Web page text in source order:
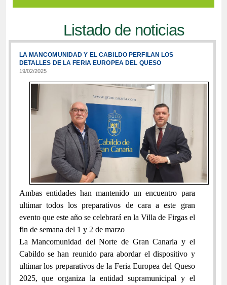
Listado de noticias
LA MANCOMUNIDAD Y EL CABILDO PERFILAN LOS
DETALLES DE LA FERIA EUROPEA DEL QUESO
19/02/2025
Ambas entidades han mantenido un encuentro para
ultimar todos los preparativos de cara a este gran
evento que este año se celebrará en la Villa de Firgas el
fin de semana del 1 y 2 de marzo
La Mancomunidad del Norte de Gran Canaria y el
Cabildo se han reunido para abordar el dispositivo y
ultimar los preparativos de la Feria Europea del Queso
2025, que organiza la entidad supramunicipal y el